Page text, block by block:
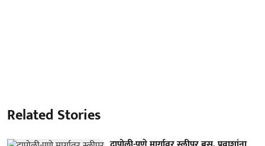
Related Stories